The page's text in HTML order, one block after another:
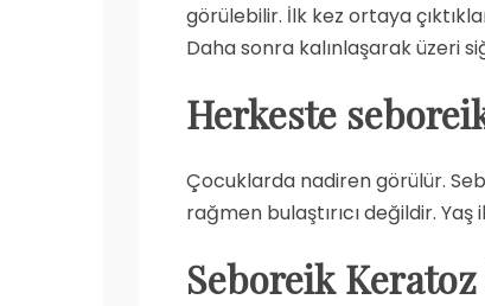
görülebilir. İlk kez ortaya
Daha sonra kalınlaşarak üzeri
Herkeste
Çocuklarda nadiren görülür.
rağmen bulaştırıcı değildir.
Seboreik